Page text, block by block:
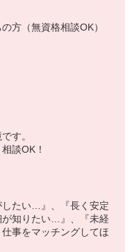
方（無資格相談OK）
す。
談OK！
したい…』、『長く安定
知りたい…』、『未経
事をマッチングしてほ